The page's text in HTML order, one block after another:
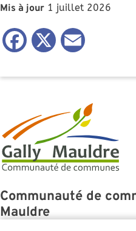
Mis à jour 1 juillet 2026
Facebook
X
Communauté de
Mauldre